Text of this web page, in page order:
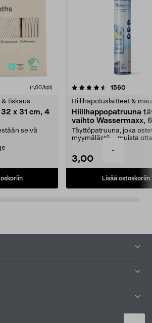
-
arvostelut (1,00/kpl)
& tiskaus
x 31 cm, 4
selvä
1560
Hiilihapotuslaitteet &
Hiilihappopatruuna
vaihto Wassermaxx,
Täyttöpatruuna, joka
myymälästä – muista
3,00
Lisää ostoskoriin
4.5viidestä